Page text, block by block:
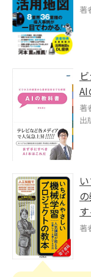
著
AI
著
出
著